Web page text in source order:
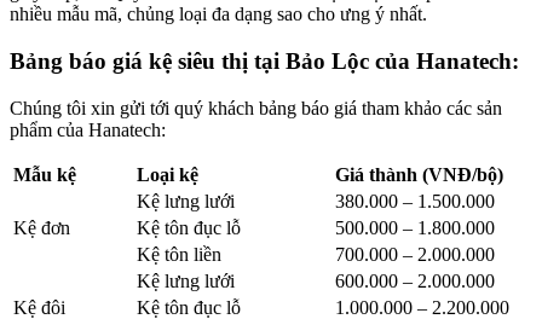
nhiều mẫu mã, chủng loại đa dạng sao cho ưng ý nhất.
Bảng báo giá kệ siêu thị tại Bảo Lộc của Hanatech:
Chúng tôi xin gửi tới quý khách bảng báo giá tham khảo các sản
phẩm của Hanatech:
Mẫu kệ Loại kệ Giá thành (VNĐ/bộ)
Kệ đơn
Kệ lưng lưới
380.000 – 1.500.000
Kệ tôn đục lỗ
500.000 – 1.800.000
Kệ tôn liền
700.000 – 2.000.000
Kệ đôi
Kệ lưng lưới
600.000 – 2.000.000
Kệ tôn đục lỗ
1.000.000 – 2.200.000